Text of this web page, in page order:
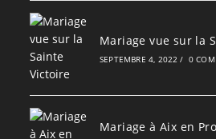
Mariage vue sur la
SEPTEMBRE 4, 2022 / 0
Mariage à Aix en